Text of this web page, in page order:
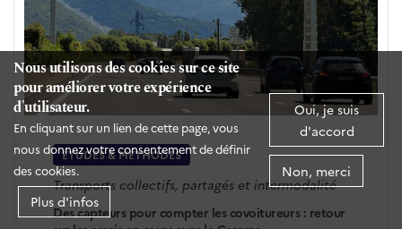
Nous utilisons des cookies sur ce site
pour améliorer votre expérience
d'utilisateur.
En cliquant sur un lien de cette page, vous
nous donnez votre consentement de définir
des cookies.
Plus d'infos
Oui, je suis
d'accord
Non, merci
ÉTUDES & MÉTHODES
Transports collectifs, partagés et intermodalité
Des capteurs pour compter les covoitureurs : retour